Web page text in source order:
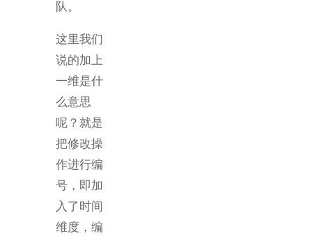
队。
这里我们
说的加上
一维是什
么意思
呢？就是
把修改操
作进行编
号，即加
入了时间
维度，编